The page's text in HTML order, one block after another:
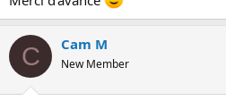
C Cam M
New Member